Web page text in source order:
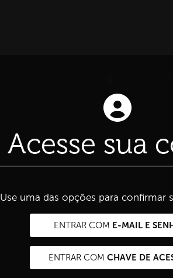
Acesse sua
Use uma das opções para confirmar
ENTRAR COM E-MAIL E
ENTRAR COM CHAVE DE